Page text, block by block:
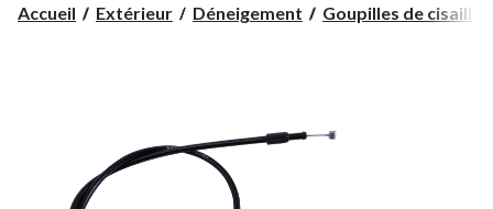
Accueil Extérieur Déneigement Goupilles de